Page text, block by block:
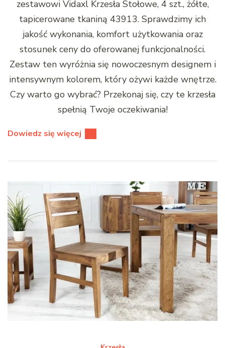
zestawowi Vidaxl Krzesła Stołowe, 4 szt., żółte,
tapicerowane tkaniną 43913. Sprawdzimy ich
jakość wykonania, komfort użytkowania oraz
stosunek ceny do oferowanej funkcjonalności.
Zestaw ten wyróżnia się nowoczesnym designem i
intensywnym kolorem, który ożywi każde wnętrze.
Czy warto go wybrać? Przekonaj się, czy te krzesła
spełnią Twoje oczekiwania!
Dowiedz się więcej